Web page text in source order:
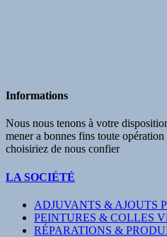
Informations
Nous nous tenons à votre
mener a bonnes fins toute
choisiriez de nous confier
LA SOCIÉTÉ
ADJUVANTS & AJOUTS
PEINTURES & COLLES
RÉPARATIONS &